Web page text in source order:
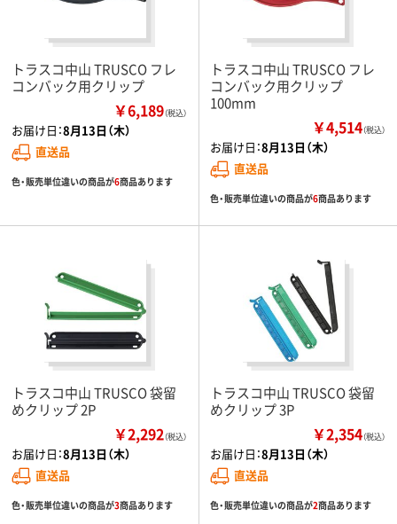
トラスコ中山 TRUSCO フレ
コンバック用クリップ
￥6,189（税込）
お届け日：8月13日（木）
直送品
色・販売単位違いの商品が6商品あります
トラスコ中山 TRUSCO フレ
コンバック用クリップ
100mm
￥4,514（税込）
お届け日：8月13日（木）
直送品
色・販売単位違いの商品が6商品あります
トラスコ中山 TRUSCO 袋留
めクリップ 2P
￥2,292（税込）
お届け日：8月13日（木）
直送品
色・販売単位違いの商品が3商品あります
トラスコ中山 TRUSCO 袋留
めクリップ 3P
￥2,354（税込）
お届け日：8月13日（木）
直送品
色・販売単位違いの商品が2商品あります